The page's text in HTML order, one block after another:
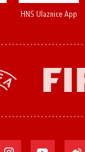
HNS Ulaznice App